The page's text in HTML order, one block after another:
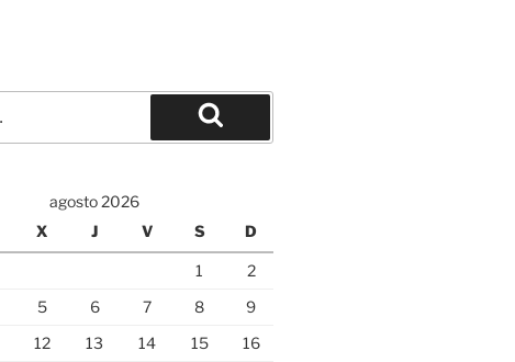
agosto 2026
X J V S D
1
2
5 6 7 8
9
12 13 14 15
16